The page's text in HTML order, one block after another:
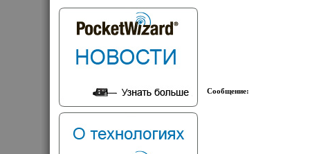
Сообщение: